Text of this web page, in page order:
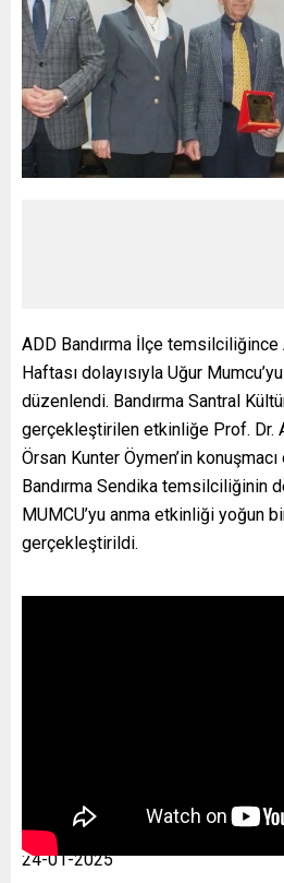
ADD Bandırma İlçe
Haftası dolayısıyla Uğur
düzenlendi. Bandırma Santral
gerçekleştirilen etkinliğe Prof. Dr.
Örsan Kunter Öymen’in
Bandırma Sendika temsilciliğinin
MUMCU’yu anma etkinliği yoğun
gerçekleştirildi.
24-01-2025